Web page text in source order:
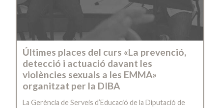
Últimes places del curs «La prevenció,
detecció i actuació davant les
violències sexuals a les EMMA»
organitzat per la DIBA
La Gerència de Serveis d’Educació de la Diputació de